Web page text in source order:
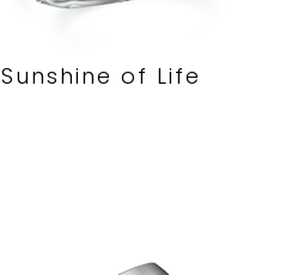
Sunshine of Life